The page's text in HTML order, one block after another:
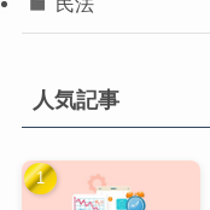
人気記事